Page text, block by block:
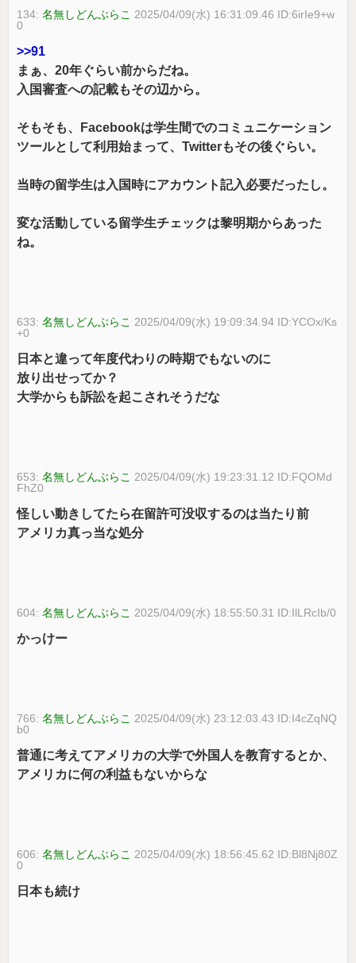
134:名無しどんぶらこ 2025/04/09(水) 16:31:09.46 ID:6irIe9+w
0
>>91
まぁ、20年ぐらい前からだね。
入国審査への記載もその辺から。
そもそも、Facebookは学生間でのコミュニケーション
ツールとして利用始まって、Twitterもその後ぐらい。
当時の留学生は入国時にアカウント記入必要だったし。
変な活動している留学生チェックは黎明期からあった
ね。
633:名無しどんぶらこ 2025/04/09(水) 19:09:34.94 ID:YCOx/Ks
+0
日本と違って年度代わりの時期でもないのに
放り出せってか？
大学からも訴訟を起こされそうだな
653:名無しどんぶらこ 2025/04/09(水) 19:23:31.12 ID:FQOMd
FhZ0
怪しい動きしてたら在留許可没収するのは当たり前
アメリカ真っ当な処分
604:名無しどんぶらこ 2025/04/09(水) 18:55:50.31 ID:IlLRcIb/0
かっけー
766:名無しどんぶらこ 2025/04/09(水) 23:12:03.43 ID:I4cZqNQ
b0
普通に考えてアメリカの大学で外国人を教育するとか、
アメリカに何の利益もないからな
606:名無しどんぶらこ 2025/04/09(水) 18:56:45.62 ID:Bl8Nj80Z
0
日本も続け